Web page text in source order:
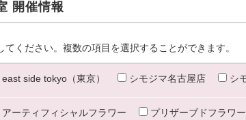
開催情報
ください。複数の項目を選択することができます。
east side tokyo（東京） シモジマ名古屋店 シ
アーティフィシャルフラワー プリザーブドフラワー